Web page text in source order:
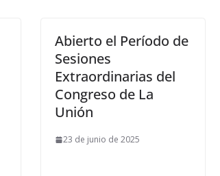
Abierto el Período de
Sesiones
Extraordinarias del
Congreso de La
Unión
23 de junio de 2025